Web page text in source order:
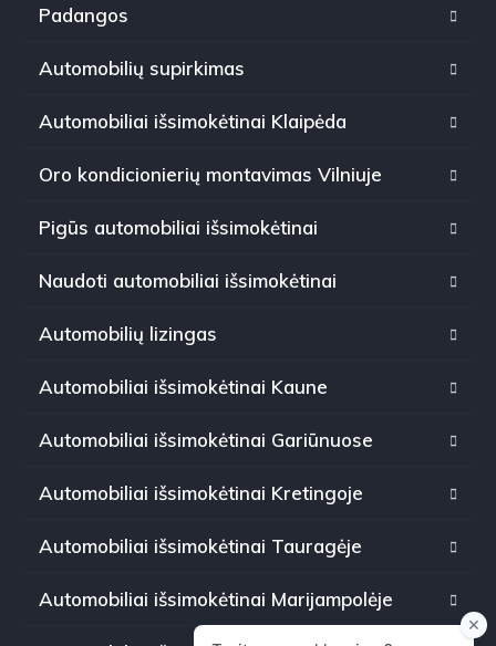
Padangos
Automobilių supirkimas
Automobiliai išsimokėtinai Klaipėda
Oro kondicionierių montavimas Vilniuje
Pigūs automobiliai išsimokėtinai
Naudoti automobiliai išsimokėtinai
Automobilių lizingas
Automobiliai išsimokėtinai Kaune
Automobiliai išsimokėtinai Gariūnuose
Automobiliai išsimokėtinai Kretingoje
Automobiliai išsimokėtinai Tauragėje
Automobiliai išsimokėtinai Marijampolėje